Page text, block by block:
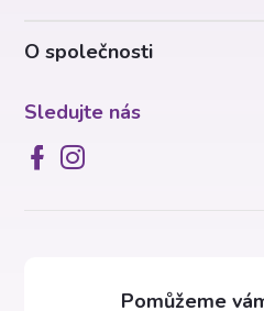
p
s
u
O společnosti
Sledujte nás